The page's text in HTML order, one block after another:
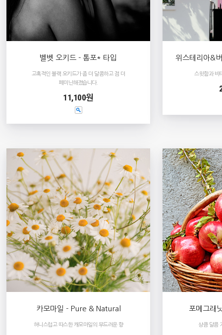
벨벳 오키드 - 톰포* 타입
고혹적인 블랙 오키드가 좀 더 달콤하고 점 더
페미닌해졌습니다.
11,100원
위스테리아&
스윗함과 비
카모마일 - Pure & Natural
허니스럽고 따스한 캐모마일의 부드러운 향
포메그래
상큼 달콤